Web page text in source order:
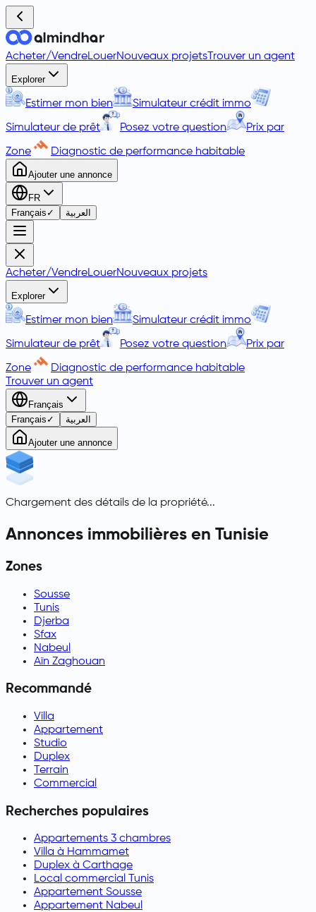
Acheter/VendreLouerNouveaux projets Trouver un agent
Explorer
Estimer mon bien Simulateur crédit immo
Simulateur de prêt Posez votre question Prix par
Zone Diagnostic de performance habitable
Ajouter une annonce
FR
Français ✓ العربية
Acheter/VendreLouerNouveaux projets
Explorer
Estimer mon bien Simulateur crédit immo
Simulateur de prêt Posez votre question Prix par
Zone
Diagnostic de performance habitable
Trouver un agent
Français
Français ✓ العربية
Ajouter une annonce
Chargement des détails de la propriété...
Annonces immobilières en Tunisie
Zones
Sousse
Tunis
Djerba
Sfax
Nabeul
Aïn Zaghouan
Recommandé
Villa
Appartement
Studio
Duplex
Terrain
Commercial
Recherches populaires
Appartements 3 chambres
Villa à Hammamet
Duplex à Carthage
Local commercial Tunis
Appartement Sousse
Appartement Nabeul